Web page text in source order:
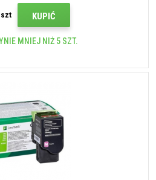
szt KUPIĆ
MNIEJ NIŻ 5 SZT.